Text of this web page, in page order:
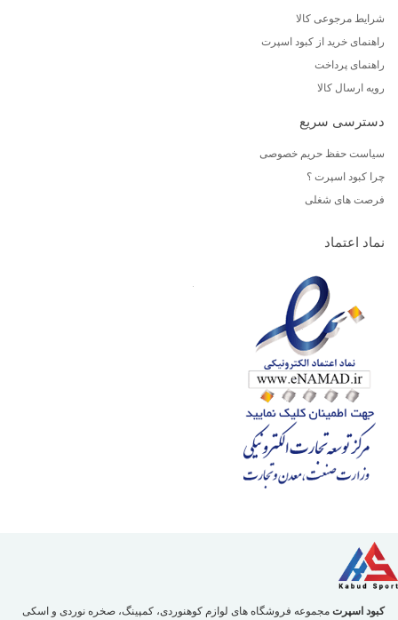
شرایط مرجوعی کالا
راهنمای خرید از کبود اسپرت
راهنمای پرداخت
رویه ارسال کالا
دسترسی سریع
سیاست حفظ حریم خصوصی
چرا کبود اسپرت ؟
فرصت های شغلی
نماد اعتماد
کبود اسپرت مجموعه فروشگاه های لوازم کوهنوردی، کمپینگ، صخره نوردی و اسکی